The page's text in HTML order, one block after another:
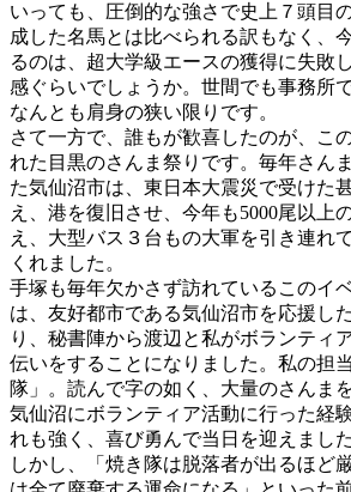
いっても、圧倒的な強さで史上７頭目
成した名馬とは比べられる訳もなく、
るのは、超大学級エースの獲得に失敗
感ぐらいでしょうか。世間でも事務所
なんとも肩身の狭い限りです。
さて一方で、誰もが歓喜したのが、こ
れた目黒のさんま祭りです。毎年さん
た気仙沼市は、東日本大震災で受けた
え、港を復旧させ、今年も5000尾以上
え、大型バス３台もの大軍を引き連れ
くれました。
手塚も毎年欠かさず訪れているこのイ
は、友好都市である気仙沼市を応援し
り、秘書陣から渡辺と私がボランティ
伝いをすることになりました。私の担
隊」。読んで字の如く、大量のさんま
気仙沼にボランティア活動に行った経
れも強く、喜び勇んで当日を迎えました
しかし、「焼き隊は脱落者が出るほど